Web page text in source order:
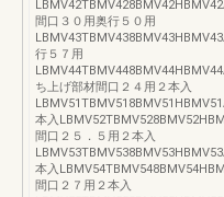
間口３０用奥行５０用
行５７用
ち上げ部材間口２４用２本入
本入
間口２５．５用２本入
本入
間口２７用２本入